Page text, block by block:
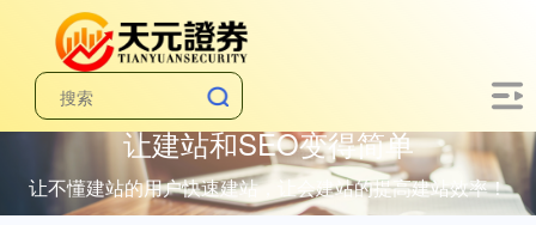
让建站和SEO变得简单
让不懂建站的用户快速建站，让会建站的提高建站效率！